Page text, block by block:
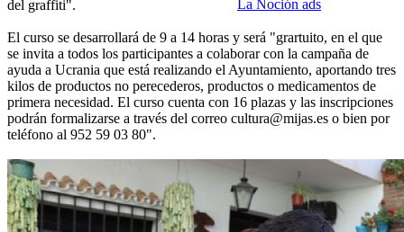
La Noción ads
del graffiti".
El curso se desarrollará de 9 a 14 horas y será "grartuito, en el que
se invita a todos los participantes a colaborar con la campaña de
ayuda a Ucrania que está realizando el Ayuntamiento, aportando tres
kilos de productos no perecederos, productos o medicamentos de
primera necesidad. El curso cuenta con 16 plazas y las inscripciones
podrán formalizarse a través del correo cultura@mijas.es o bien por
teléfono al 952 59 03 80".